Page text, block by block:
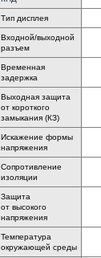
Тип дисплея
Входной/выходной
разъем
Временная
задержка
Выходная защита
от короткого
замыкания (КЗ)
Искажение формы
напряжения
Сопротивление
изоляции
Защита
от высокого
напряжения
Температура
окружающей среды